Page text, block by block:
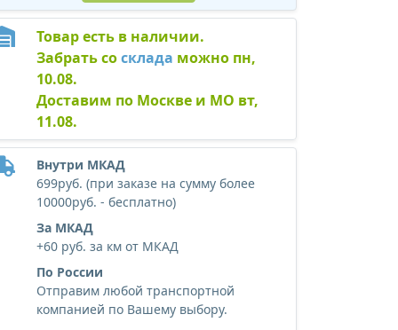
Товар есть в наличии.
Забрать сосклада можно пн,
10.08.
Доставим по Москве и МО вт,
11.08.
Внутри МКАД
699руб. (при заказе на сумму более
10000руб. - бесплатно)
За МКАД
+60 руб. за км от МКАД
По России
Отправим любой транспортной
компанией по Вашему выбору.